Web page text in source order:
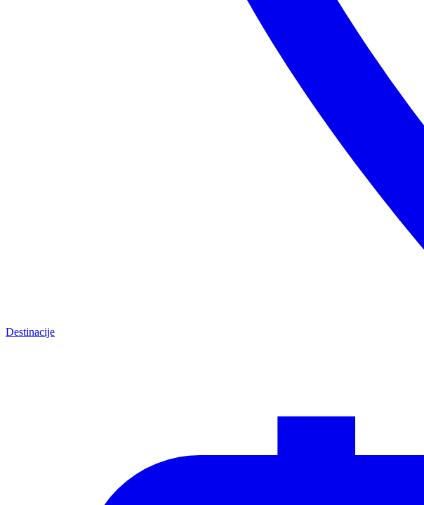
Destinacije